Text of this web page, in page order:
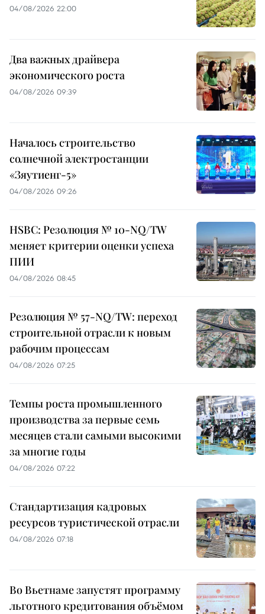
04/08/2026 22:00
Два важных драйвера
экономического роста
04/08/2026 09:39
Началось строительство
солнечной электростанции
«Зяутиенг-5»
04/08/2026 09:26
HSBC: Резолюция № 10-NQ/TW
меняет критерии оценки успеха
ПИИ
04/08/2026 08:45
Резолюция № 57-NQ/TW: переход
строительной отрасли к новым
рабочим процессам
04/08/2026 07:25
Темпы роста промышленного
производства за первые семь
месяцев стали самыми высокими
за многие годы
04/08/2026 07:22
Стандартизация кадровых
ресурсов туристической отрасли
04/08/2026 07:18
Во Вьетнаме запустят программу
льготного кредитования объёмом